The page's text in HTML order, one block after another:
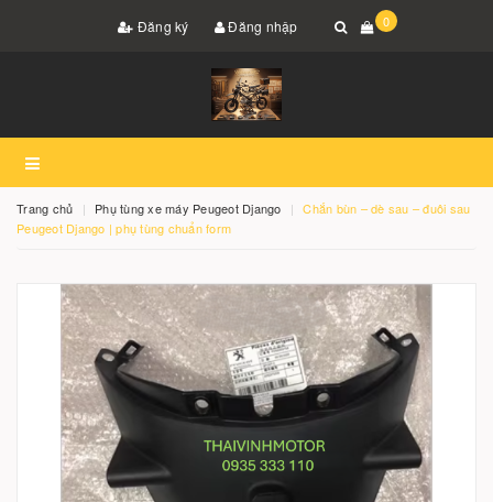
Đăng ký Đăng nhập 0
Trang chủ Phụ tùng xe máy Peugeot Django
Chắn bùn – dè sau – đuôi sau
Peugeot Django | phụ tùng chuẩn form